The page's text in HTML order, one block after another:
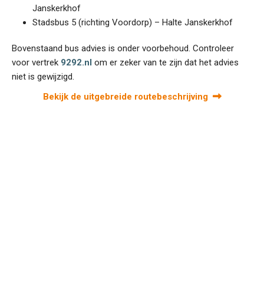
Janskerkhof
Stadsbus 5 (richting Voordorp) – Halte Janskerkhof
Bovenstaand bus advies is onder voorbehoud. Controleer
voor vertrek 9292.nl om er zeker van te zijn dat het advies
niet is gewijzigd.
Bekijk de uitgebreide routebeschrijving